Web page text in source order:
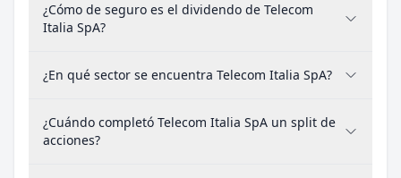
¿Cómo de seguro es el dividendo de Telecom
Italia SpA?
¿En qué sector se encuentra Telecom Italia SpA?
¿Cuándo completó Telecom Italia SpA un split de
acciones?